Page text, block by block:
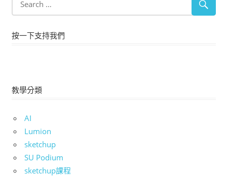
按一下支持我們
教學分類
AI
Lumion
sketchup
SU Podium
sketchup課程